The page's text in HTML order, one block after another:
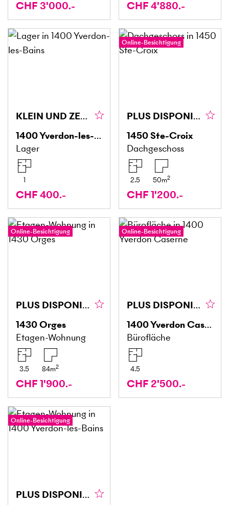
CHF 3'000.- CHF 4'880.-
KLEIN UND ZENTRAL
1400Yverdon-les-Bains
Lager
1
CHF 400.-
Online-Besichtigung
PLUS DISPONIBLE
1450Ste-Croix
Dachgeschoss
2.5 50m2
CHF 1'200.-
Online-Besichtigung
PLUS DISPONIBLE
1430Orges
Etagen-Wohnung
3.5 84m2
CHF 1'900.-
Online-Besichtigung
PLUS DISPONIBLE
1400Yverdon Caserne
Bürofläche
4.5
CHF 2'500.-
Online-Besichtigung
PLUS DISPONIBLE